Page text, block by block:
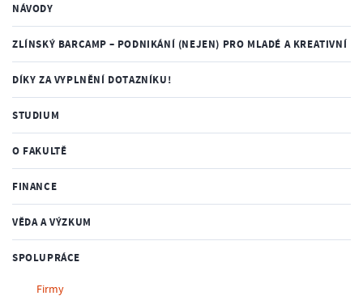
NÁVODY
ZLÍNSKÝ BARCAMP – PODNIKÁNÍ (NEJEN) PRO MLADÉ A KREATIVNÍ
DÍKY ZA VYPLNĚNÍ DOTAZNÍKU!
STUDIUM
O FAKULTĚ
FINANCE
VĚDA A VÝZKUM
SPOLUPRÁCE
Firmy